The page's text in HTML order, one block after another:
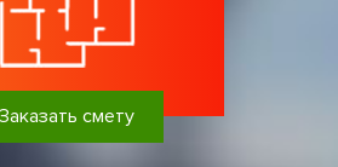
Заказать смету